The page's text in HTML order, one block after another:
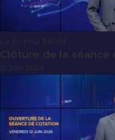
Le Journal BRVM
Clôture de la séance